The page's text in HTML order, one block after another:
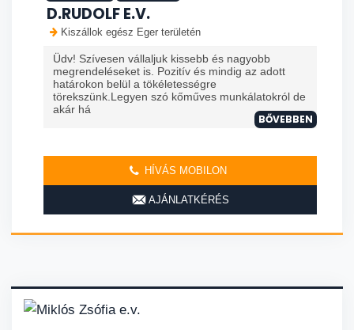
D.RUDOLF E.V.
Kiszállok egész Eger területén
Üdv! Szívesen vállaljuk kissebb és nagyobb
megrendeléseket is. Pozitív és mindig az adott
határokon belül a tökéletességre
törekszünk.Legyen szó kőműves munkálatokról de
akár há
BŐVEBBEN
HÍVÁS MOBILON
AJÁNLATKÉRÉS